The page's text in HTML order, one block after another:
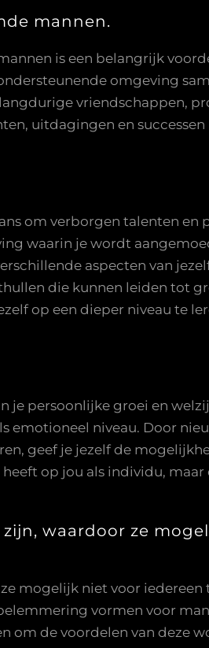
mannen.
is een belangrijk
omgeving
vriendschappen,
uitdagingen en
om verborgen talenten
waarin je wordt
aspecten van
die kunnen leiden tot
op een dieper niveau te
je persoonlijke groei en
emotioneel niveau. Door
geef je jezelf de
op jou als individu, maar
waardoor ze
mogelijk niet voor iedereen
vormen voor
de voordelen van deze